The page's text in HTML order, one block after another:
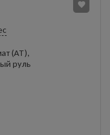
(AT),
руль